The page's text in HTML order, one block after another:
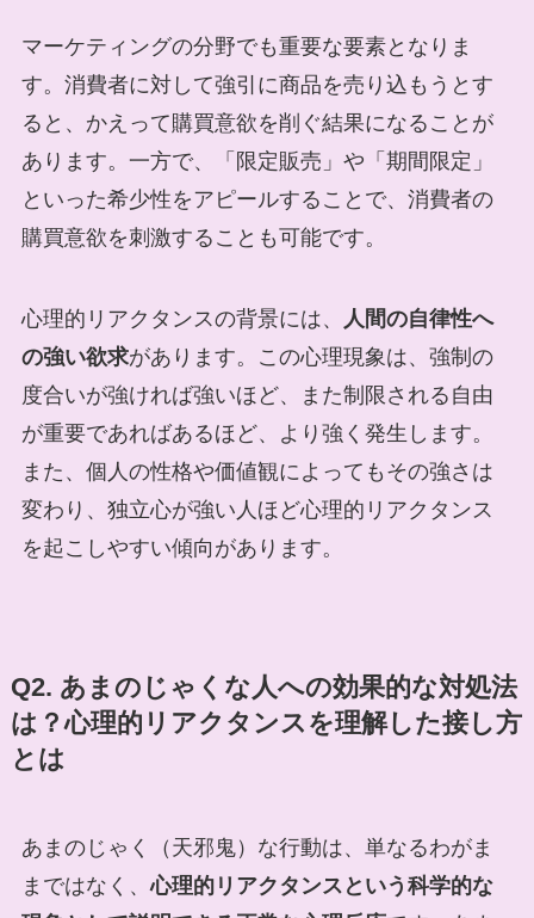
マーケティングの分野でも重要な要素となりま
す。消費者に対して強引に商品を売り込もうとす
ると、かえって購買意欲を削ぐ結果になることが
あります。一方で、「限定販売」や「期間限定」
といった希少性をアピールすることで、消費者の
購買意欲を刺激することも可能です。
心理的リアクタンスの背景には、
人間の自律性へ
の強い欲求があります。この心理現象は、強制の
度合いが強ければ強いほど、また制限される自由
が重要であればあるほど、より強く発生します。
また、個人の性格や価値観によってもその強さは
変わり、独立心が強い人ほど心理的リアクタンス
を起こしやすい傾向があります。
Q2. あまのじゃくな人への効果的な対処法
は？心理的リアクタンスを理解した接し方
とは
あまのじゃく（天邪鬼）な行動は、単なるわがま
まではなく、心理的リアクタンスという科学的な